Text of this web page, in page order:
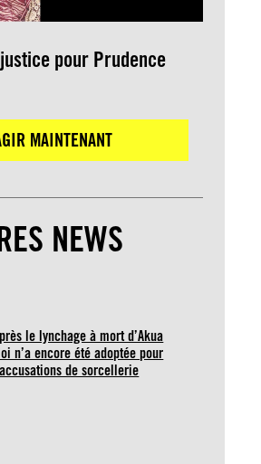
pour Prudence
MAINTENANT
NEWS
le lynchage à mort d’Akua
n’a encore été adoptée pour
de sorcellerie